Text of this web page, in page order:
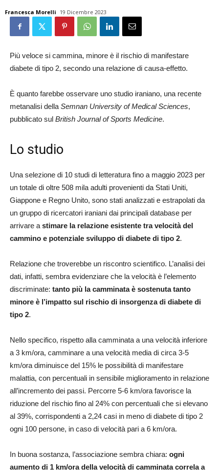
Francesca Morelli 19 Dicembre 2023
Più veloce si cammina, minore è il rischio di manifestare
diabete di tipo 2, secondo una relazione di causa-effetto.
È quanto farebbe osservare uno studio iraniano, una recente
metanalisi della Semnan University of Medical Sciences,
pubblicato sul British Journal of Sports Medicine.
Lo studio
Una selezione di 10 studi di letteratura fino a maggio 2023 per
un totale di oltre 508 mila adulti provenienti da Stati Uniti,
Giappone e Regno Unito, sono stati analizzati e estrapolati da
un gruppo di ricercatori iraniani dai principali database per
arrivare a stimare la relazione esistente tra velocità del
cammino e potenziale sviluppo di diabete di tipo 2.
Relazione che troverebbe un riscontro scientifico. L’analisi dei
dati, infatti, sembra evidenziare che la velocità è l’elemento
discriminate: tanto più la camminata è sostenuta tanto
minore è l’impatto sul rischio di insorgenza di diabete di
tipo 2.
Nello specifico, rispetto alla camminata a una velocità inferiore
a 3 km/ora, camminare a una velocità media di circa 3-5
km/ora diminuisce del 15% le possibilità di manifestare
malattia, con percentuali in sensibile miglioramento in relazione
all’incremento dei passi. Percorre 5-6 km/ora favorisce la
riduzione del rischio fino al 24% con percentuali che si elevano
al 39%, corrispondenti a 2,24 casi in meno di diabete di tipo 2
ogni 100 persone, in caso di velocità pari a 6 km/ora.
In buona sostanza, l’associazione sembra chiara: ogni
aumento di 1 km/ora della velocità di camminata correla a